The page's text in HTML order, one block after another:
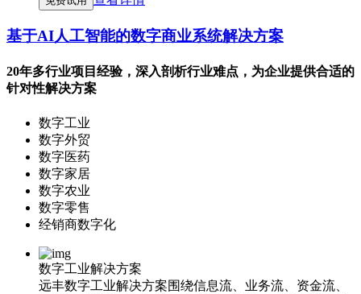
基于AI人工智能的数字商业系统解决方案
20年多行业项目经验，深入剖析行业难点，为企业提供合适的
针对性解决方案
数字工业
数字外贸
数字医药
数字家居
数字农业
数字零售
经销商数字化
数字工业解决方案
远丰数字工业解决方案围绕信息流、业务流、资金流、